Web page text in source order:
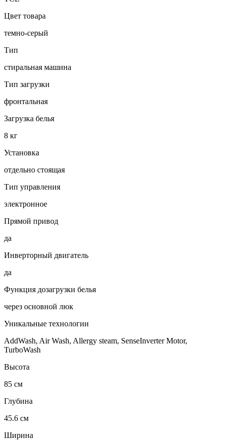
Цвет товара
темно-серый
Тип
стиральная машина
Тип загрузки
фронтальная
Загрузка белья
8 кг
Установка
отдельно стоящая
Тип управления
электронное
Прямой привод
да
Инверторный двигатель
да
Функция дозагрузки белья
через основной люк
Уникальные технологии
AddWash, Air Wash, Allergy steam, SenseInverter Motor,
TurboWash
Высота
85 см
Глубина
45.6 см
Ширина